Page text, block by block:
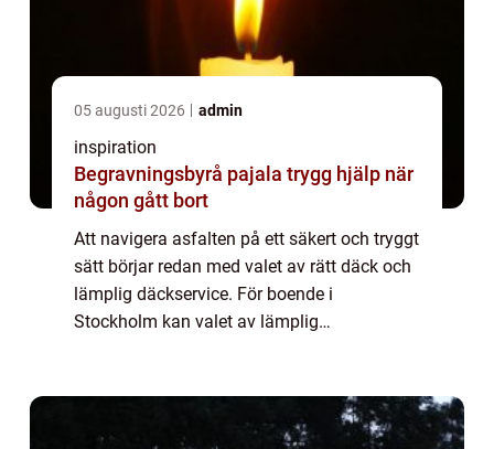
05 augusti 2026 admin
inspiration
Begravningsbyrå pajala trygg hjälp när
någon gått bort
Att navigera asfalten på ett säkert och tryggt
sätt börjar redan med valet av rätt däck och
lämplig däckservice. För boende i
Stockholm kan valet av lämplig